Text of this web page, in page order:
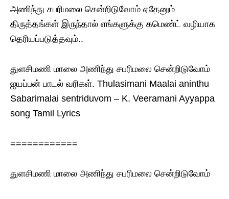
அணிந்து சபரிமலை சென்றிடுவோம் ஏதேனும்
திருத்தங்கள் இருந்தால் எங்களுக்கு கமெண்ட் வழியாக
தெரியப்படுத்தவும்..
துளசிமணி மாலை அணிந்து சபரிமலை சென்றிடுவோம்
ஐயப்பன் பாடல் வரிகள். Thulasimani Maalai aninthu
Sabarimalai sentriduvom – K. Veeramani Ayyappa
song Tamil Lyrics
============
துளசிமணி மாலை அணிந்து சபரிமலை சென்றிடுவோம்